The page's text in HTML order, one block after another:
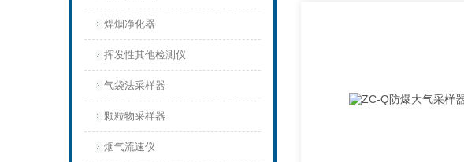
焊烟净化器
挥发性其他检测仪
气袋法采样器
颗粒物采样器
烟气流速仪